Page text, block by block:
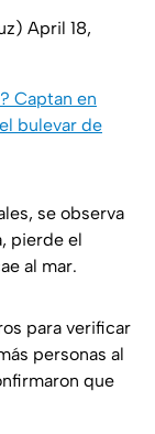
April 18,
Captan en
bulevar de
se observa
pierde el
al mar.
para verificar
personas al
que